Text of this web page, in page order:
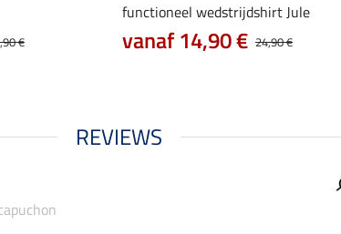
€
functioneel wedstrijdshirt Jule
24,90 €
vanaf 14,90 €
REVIEWS